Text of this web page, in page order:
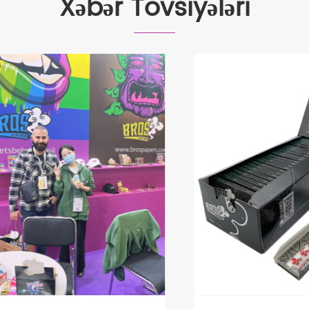
Xəbər Tövsiyələri